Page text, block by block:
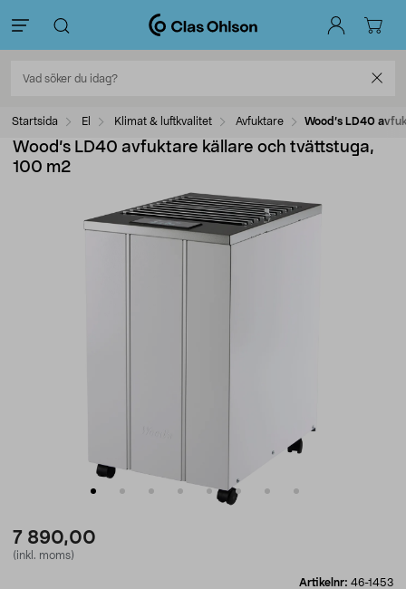
Startsida El Klimat & luftkvalitet Avfuktare Wood’s LD40
Wood’s LD40 avfuktare källare och tvättstuga,
100 m2
7 890,00
(inkl. moms)
Artikelnr: 46-1453